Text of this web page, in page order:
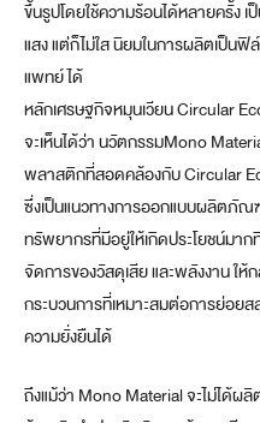
ขึ้นรูปโดยใช้ความร้อนได้หลายครั้ง
แสง แต่ก็ไม่ใส นิยมในการผลิตเป็น
แพทย์ ได้
หลักเศรษฐกิจหมุนเวียน Circular
จะเห็นได้ว่า นวัตกรรมMono
พลาสติกที่สอดคล้องกับ Circular
ซึ่งเป็นแนวทางการออกแบบผลิตภัณ
ทรัพยากรที่มีอยู่ให้เกิดประโยชน์มา
จัดการของวัสดุเสีย และพลังงาน ให้
กระบวนการที่เหมาะสมต่อการย่อย
ความยั่งยืนได้
ถึงแม้ว่า Mono Material จะไม่ได้ผ